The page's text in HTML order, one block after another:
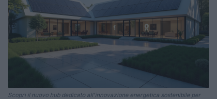
Scopri il nuovo hub dedicato all'innovazione energetica sostenibile per